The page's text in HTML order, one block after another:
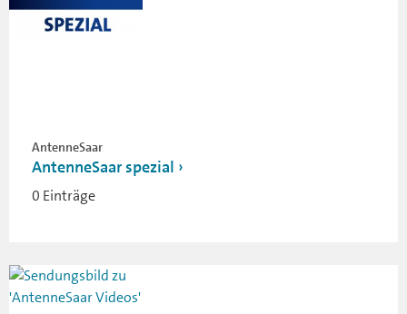
AntenneSaar
AntenneSaar spezial
0 Einträge